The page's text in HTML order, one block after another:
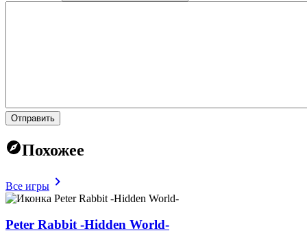
Отправить
Похожее
Все игры
Peter Rabbit -Hidden World-